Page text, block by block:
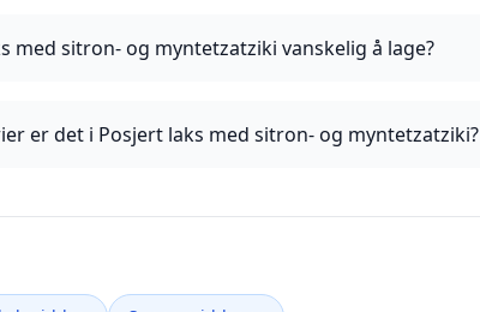
med sitron- og myntetzatziki vanskelig å lage?
er det i Posjert laks med sitron- og myntetzatziki?